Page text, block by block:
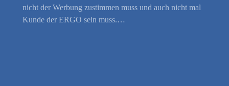
nicht der Werbung zustimmen muss und auch nicht mal
Kunde der ERGO sein muss.…